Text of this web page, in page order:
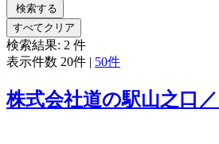
検索する
すべてクリア
検索結果: 2 件
表示件数 20件 | 50件
株式会社道の駅山之口